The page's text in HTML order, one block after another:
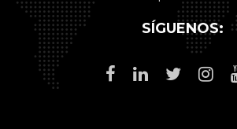
SÍGUENOS: